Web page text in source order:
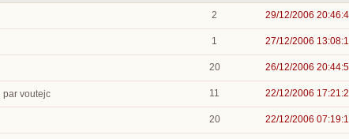
2 29/12/2006
1 27/12/2006
20 26/12/2006
par voutejc 11 22/12/2006
20 22/12/2006